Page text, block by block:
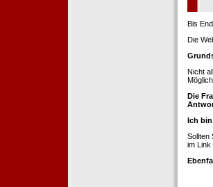
Bis
Die
Nicht
Die
Ich bin
Sollten
im Link